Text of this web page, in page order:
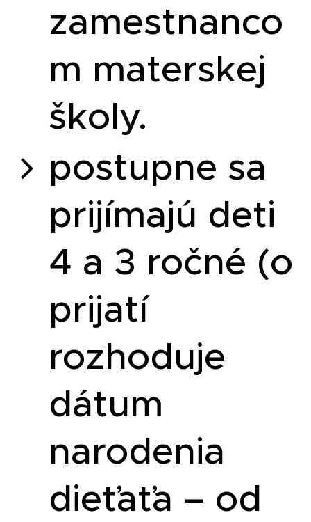
zamestnanco
m materskej
školy.
postupne sa
prijímajú deti
4 a 3 ročné (o
prijatí
rozhoduje
dátum
narodenia
dieťaťa – od